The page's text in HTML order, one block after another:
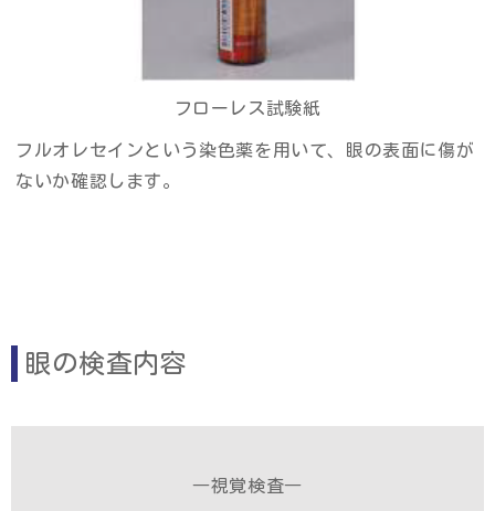
フローレス試験紙
フルオレセインという染色薬を用いて、眼の表面に傷が
ないか確認します。
眼の検査内容
―視覚検査―